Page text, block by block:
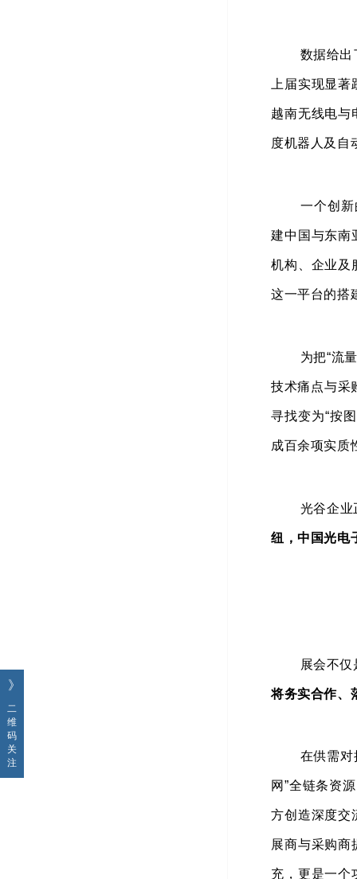
数据给出
上届实现显
越南无线电与
度机器人及自
一个创新
建中国与东南
机构、企业及
这一平台的搭
为把“流
技术痛点与采
寻找变为“按
成百余项实质
光谷企业
纽，中国光电
展会不
将务实合作、
在供需对
网”全链条资
方创造深度交
展商与采购商
充，更是一个
》
二
维
码
关
注